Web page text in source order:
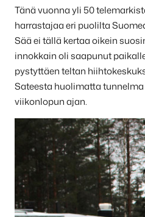
Tänä vuonna yli 50
harrastajaa eri puolilta
Sää ei tällä kertaa oikein
innokkain oli saapunut
pystyttäen teltan
Sateesta huolimatta
viikonlopun ajan.